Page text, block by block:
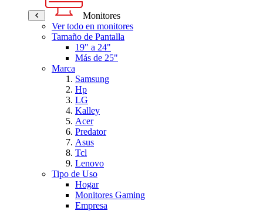
Monitores
Ver todo en monitores
Tamaño de Pantalla
19" a 24"
Más de 25"
Marca
Samsung
Hp
LG
Kalley
Acer
Predator
Asus
Tcl
Lenovo
Tipo de Uso
Hogar
Monitores Gaming
Empresa